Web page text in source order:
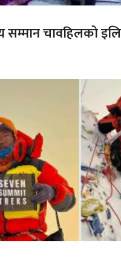
सम्मान चावहिलको